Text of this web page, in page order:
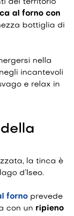
del territorio
al forno con
bottiglia di
nella
incantevoli
e relax in
la tinca è
d’Iseo.
forno prevede
con un ripieno